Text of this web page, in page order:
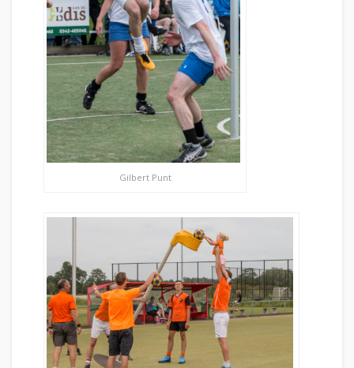
Gilbert Punt